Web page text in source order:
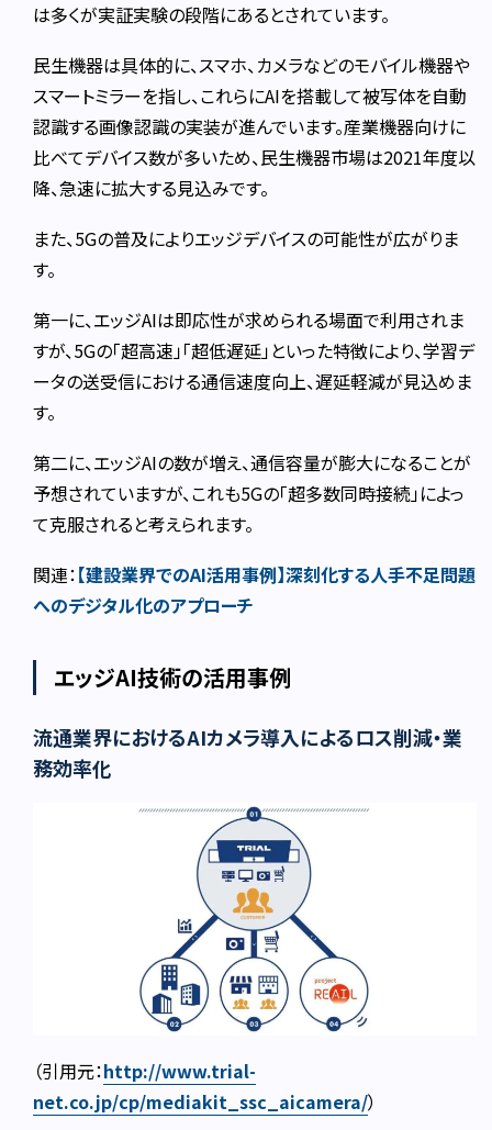
は多くが実証実験の段階にあるとされています。
民生機器は具体的に、スマホ、カメラなどのモバイル機器や
スマートミラーを指し、これらにAIを搭載して被写体を自動
認識する画像認識の実装が進んでいます。産業機器向けに
比べてデバイス数が多いため、民生機器市場は2021年度以
降、急速に拡大する見込みです。
また、5Gの普及によりエッジデバイスの可能性が広がりま
す。
第一に、エッジAIは即応性が求められる場面で利用されま
すが、5Gの「超高速」「超低遅延」といった特徴により、学習デ
ータの送受信における通信速度向上、遅延軽減が見込めま
す。
第二に、エッジAIの数が増え、通信容量が膨大になることが
予想されていますが、これも5Gの「超多数同時接続」によっ
て克服されると考えられます。
関連：【建設業界でのAI活用事例】深刻化する人手不足問題
へのデジタル化のアプローチ
エッジAI技術の活用事例
流通業界におけるAIカメラ導入によるロス削減・業
務効率化
（引用元：http://www.trial-
net.co.jp/cp/mediakit_ssc_aicamera/）